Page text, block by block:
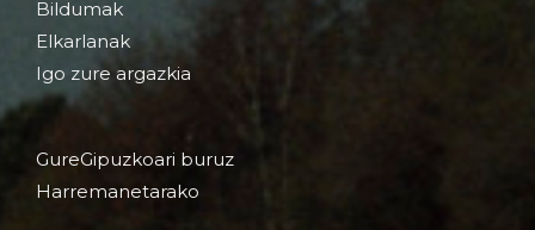
Bildumak
Elkarlanak
Igo zure argazkia
GureGipuzkoari buruz
Harremanetarako